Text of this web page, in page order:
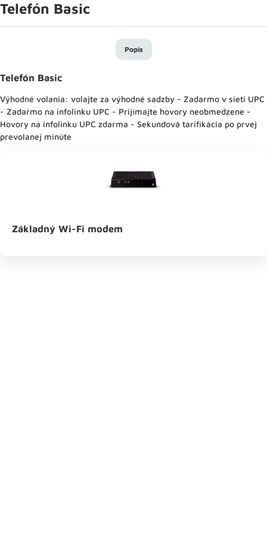
Telefón Basic
Popis
Telefón Basic
Výhodné volania: volajte za výhodné sadzby - Zadarmo v sieti UPC
- Zadarmo na infolinku UPC - Prijímajte hovory neobmedzene -
Hovory na infolinku UPC zdarma - Sekundová tarifikácia po prvej
prevolanej minúte
Základný Wi-Fi modem